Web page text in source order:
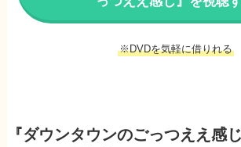
※DVDを気軽に借りれる
『ダウンタウンのごっつええ感